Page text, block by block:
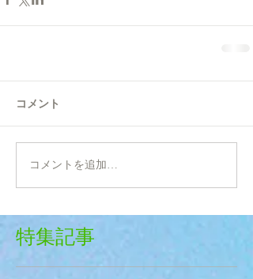
コメント
コメントを追加…
特集記事